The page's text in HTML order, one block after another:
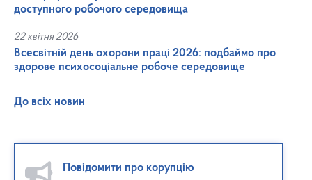
доступного робочого середовища
22 квітня 2026
Всесвітній день охорони праці 2026: подбаймо про
здорове психосоціальне робоче середовище
До всіх новин
Повідомити про корупцію